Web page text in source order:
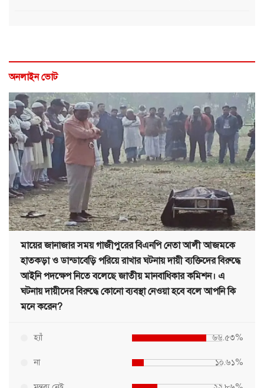
অনলাইন ভোট
মায়ের জানাজার সময় গাজীপুরের বিএনপি নেতা আলী আজমকে
হাতকড়া ও ডান্ডাবেড়ি পরিয়ে রাখার ঘটনায় দায়ী ব্যক্তিদের বিরুদ্ধে
আইনি পদক্ষেপ নিতে বলেছে জাতীয় মানবাধিকার কমিশন। এ
ঘটনায় দায়ীদের বিরুদ্ধে কোনো ব্যবস্থা নেওয়া হবে বলে আপনি কি
মনে করেন?
হ্যাঁ ৬৬.৫৩%
না ১০.৬১%